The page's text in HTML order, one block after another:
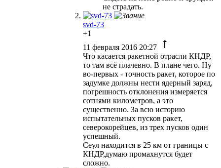
не страдать.
svd-73
+1
11 февраля 2016 20:27
Что касается ракетной отрасли КНДР,
то там всё плачевно. В плане чего. Ну
во-первых - точность ракет, которое по
задумке должны нести ядерный заряд,
погрешность отклонения измеряется
сотнями километров, а это
существенно. За всю историю
испытательных пусков ракет,
северокорейцев, из трех пусков один
успешный.
Сеул находится в 25 км от границы с
КНДР,думаю промахнутся будет
сложно.